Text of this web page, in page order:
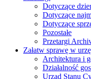
Dotyczące
Dotyczące
Dotyczące
Pozostałe
Przetargi
Załatw sprawę w
Architektura i
Działalność
Urząd Stanu